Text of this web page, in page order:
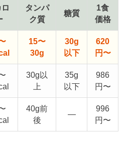
タンパ
ク質
糖質
1食
価格
15〜
30g
30g
以下
620
円〜
30g以
上
35g
以下
986
円〜
40g前
後
—
996
円〜